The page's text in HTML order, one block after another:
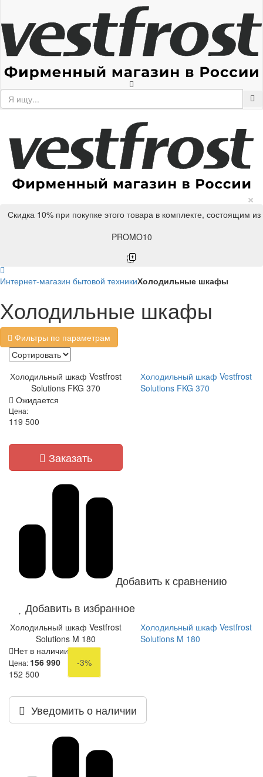
×
Скидка 10% при покупке этого товара в комплекте, состоящим
PROMO10
Интернет-магазин бытовой техникиХолодильные шкафы
Холодильные шкафы
Фильтры по параметрам
Холодильный шкаф Vestfrost
Solutions FKG 370
Холодильный шкаф Vestfrost
Solutions FKG 370
Ожидается
Цена:
119 500
Заказать
Добавить к сравнению
Добавить в избранное
Холодильный шкаф Vestfrost
Solutions M 180
Холодильный шкаф Vestfrost
Solutions M 180
Нет в наличии
Цена: 156 990
-3%
152 500
Уведомить о наличии